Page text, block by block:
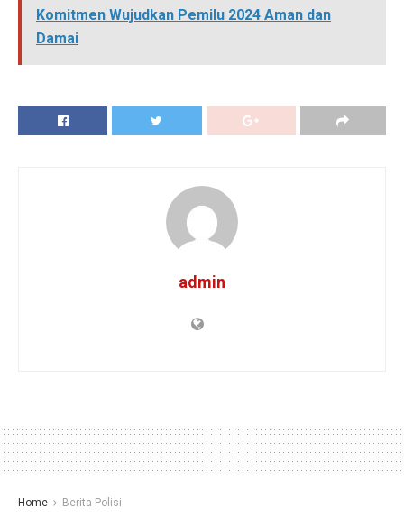
Komitmen Wujudkan Pemilu 2024 Aman dan
Damai
admin
Home Berita Polisi